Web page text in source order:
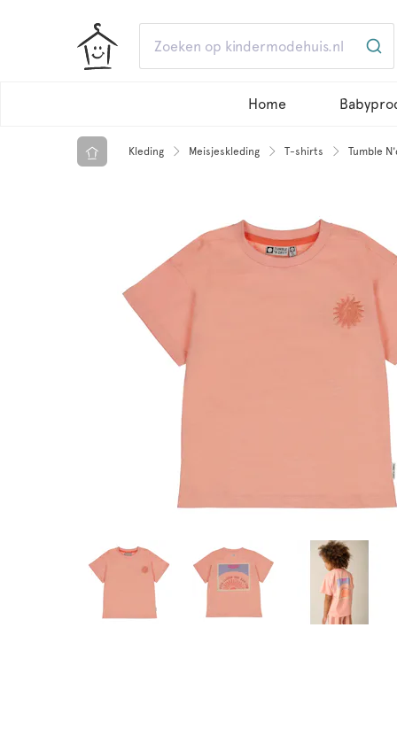
Home
Kleding Meisjeskleding T-shirts Tumble